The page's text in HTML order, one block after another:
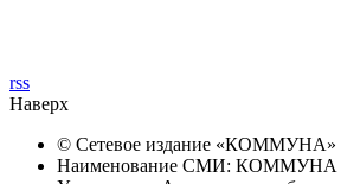
rss
Наверх
© Сетевое издание «КОММУНА»
Наименование СМИ: КОММУНА